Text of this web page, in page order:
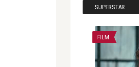
SUPERSTAR
FILM